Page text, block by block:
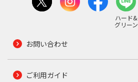
ハード&
グリーン
お問い合わせ
ご利用ガイド